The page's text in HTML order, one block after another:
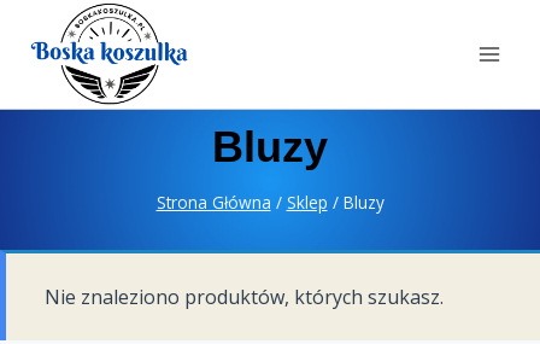
Bluzy
Strona Główna / Sklep / Bluzy
Nie znaleziono produktów, których szukasz.